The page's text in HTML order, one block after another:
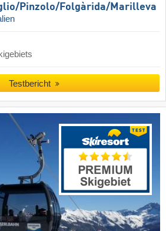
​Pinzolo/​Folgàrida/​Marilleva
Testbericht